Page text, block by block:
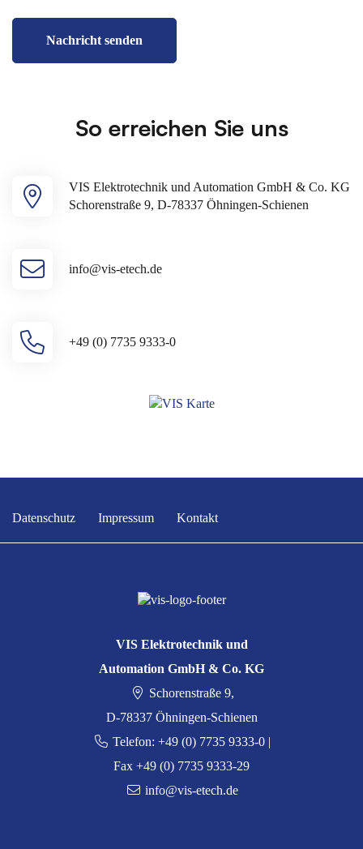
So erreichen Sie uns
VIS Elektrotechnik und Automation GmbH & Co. KG
Schorenstraße 9, D-78337 Öhningen-Schienen
info@vis-etech.de
+49 (0) 7735 9333-0
Datenschutz Impressum Kontakt
VIS Elektrotechnik und
Automation GmbH & Co. KG
Schorenstraße 9,
D-78337 Öhningen-Schienen
Telefon: +49 (0) 7735 9333-0 |
Fax +49 (0) 7735 9333-29
info@vis-etech.de